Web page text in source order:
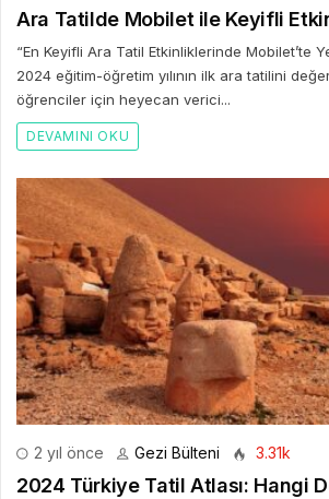
Ara Tatilde Mobilet ile Keyifli
“En Keyifli Ara Tatil Etkinliklerinde Mobilet’te
2024 eğitim-öğretim yılının ilk ara tatilini
öğrenciler için heyecan verici...
DEVAMINI OKU
2 yıl önce Gezi Bülteni 3.31k
2024 Türkiye Tatil Atlası: Hangi